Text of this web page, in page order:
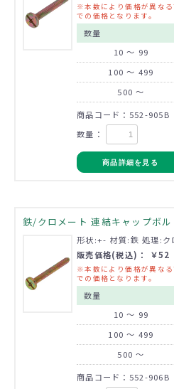
※本数により価格が異な
での価格となります。
数量
10 ～ 99
100 ～ 499
500 ～
商品コード：552-905B
数量：
商品詳細を見る
鉄/クロメート 連結キャップボ
形状:+- 材質:鉄 処理:ク
販売価格(税込)： ￥52
※本数により価格が異な
での価格となります。
数量
10 ～ 99
100 ～ 499
500 ～
商品コード：552-906B